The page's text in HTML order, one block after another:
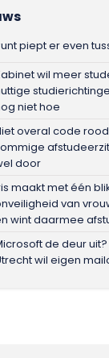
piept er even
wil meer
niet hoe
overal code
door
maakt met één
van
wint daarmee
de deur
wil eigen